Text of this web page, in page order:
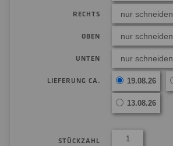
RECHTS nur schneiden
OBEN nur schneiden
UNTEN nur schneiden
LIEFERUNG CA. 19.08.26
13.08.26
STÜCKZAHL